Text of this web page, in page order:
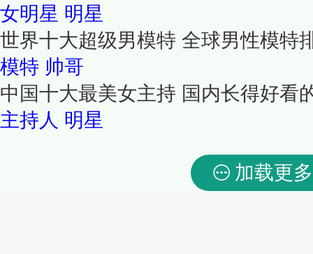
女明星 明星
世界十大超级男模特 全球男性模特
模特 帅哥
中国十大最美女主持 国内长得好看
主持人 明星
加载更多